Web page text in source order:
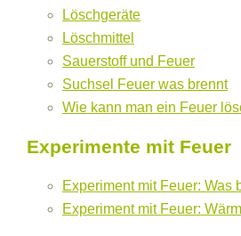
Löschgeräte
Löschmittel
Sauerstoff und Feuer
Suchsel Feuer was brennt
Wie kann man ein Feuer
Experimente mit Feuer
Experiment mit Feuer: Was
Experiment mit Feuer: